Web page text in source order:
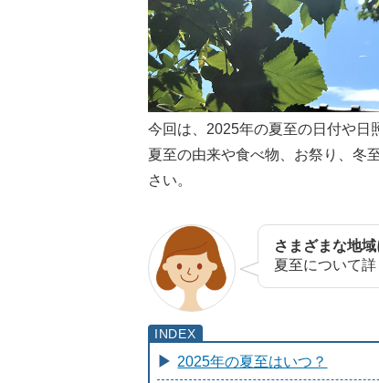
今回は、2025年の夏至の日付や日
夏至の由来や食べ物、お祭り、冬
さい。
さまざまな地
夏至について
2025年の夏至はいつ？